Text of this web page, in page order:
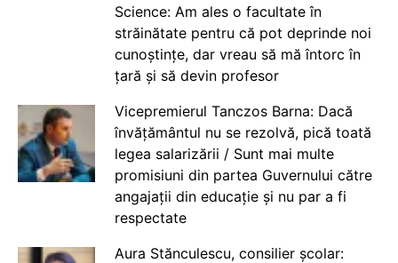
Science: Am ales o facultate în
străinătate pentru că pot deprinde noi
cunoștințe, dar vreau să mă întorc în
țară și să devin profesor
Vicepremierul Tanczos Barna: Dacă
învățământul nu se rezolvă, pică toată
legea salarizării / Sunt mai multe
promisiuni din partea Guvernului către
angajații din educație și nu par a fi
respectate
Aura Stănculescu, consilier școlar: